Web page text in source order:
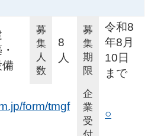
備
募
集
人
数
8
人
募
集
期
限
令和8
年8月
10日
まで
form/tmgf
企
業
受
○